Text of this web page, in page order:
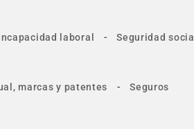
laboral - Seguridad social
marcas y patentes - Seguros